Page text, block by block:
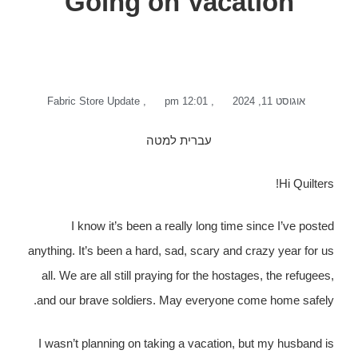
אוגוסט 11, 2024 ,
12:01 pm
,
Fabric Store Update
עברית למטה
Hi Quilters!
I know it’s been a really long time since I’ve posted
anything. It’s been a hard, sad, scary and crazy year for us
all. We are all still praying for the hostages, the refugees,
and our brave soldiers. May everyone come home safely.
I wasn’t planning on taking a vacation, but my husband is